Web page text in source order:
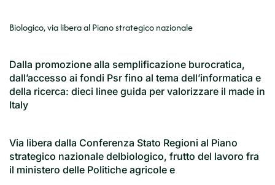
Biologico, via libera al Piano strategico nazionale
Dalla promozione alla semplificazione burocratica,
dall’accesso ai fondi Psr fino al tema dell’informatica e
della ricerca: dieci linee guida per valorizzare il made in
Italy
Via libera dalla Conferenza Stato Regioni al Piano
strategico nazionale delbiologico, frutto del lavoro fra
il ministero delle Politiche agricole e